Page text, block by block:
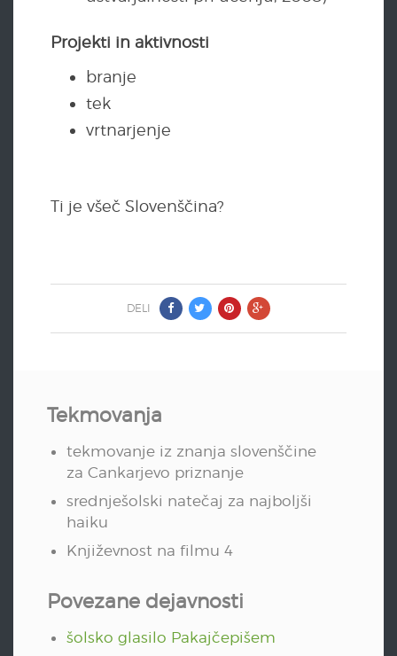
Projekti in aktivnosti
branje
tek
vrtnarjenje
Ti je všeč Slovenščina?
DELI
Tekmovanja
tekmovanje iz znanja slovenščine
za Cankarjevo priznanje
srednješolski natečaj za najboljši
haiku
Književnost na filmu 4
Povezane dejavnosti
šolsko glasilo Pakajčepišem